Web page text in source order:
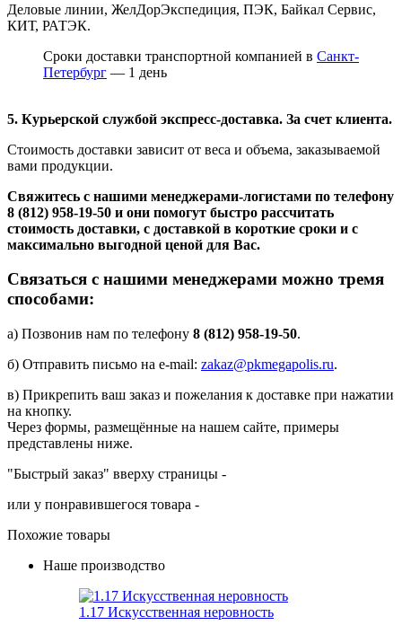
Деловые линии, ЖелДорЭкспедиция, ПЭК, Байкал Сервис,
КИТ, РАТЭК.
Сроки доставки транспортной компанией в Санкт-
Петербург — 1 день
5. Курьерской службой экспресс-доставка. За счет клиента.
Стоимость доставки зависит от веса и объема, заказываемой
вами продукции.
Свяжитесь с нашими менеджерами-логистами по телефону
8 (812) 958-19-50 и они помогут быстро рассчитать
стоимость доставки, с доставкой в короткие сроки и с
максимально выгодной ценой для Вас.
Связаться с нашими менеджерами можно тремя
способами:
а) Позвонив нам по телефону 8 (812) 958-19-50.
б) Отправить письмо на e-mail: zakaz@pkmegapolis.ru.
в) Прикрепить ваш заказ и пожелания к доставке при нажатии
на кнопку.
Через формы, размещённые на нашем сайте, примеры
представлены ниже.
"Быстрый заказ" вверху страницы -
или у понравившегося товара -
Похожие товары
Наше производство
1.17 Искусственная неровность